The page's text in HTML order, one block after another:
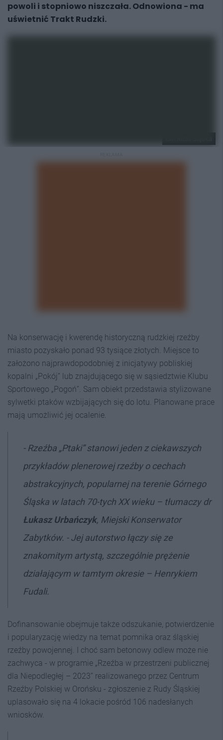
powoli i stopniowo niszczała. Odnowiona - ma
uświetnić Trakt Rudzki.
Na konserwację i kwerendę historyczną rudzkiej rzeźby
miasto pozyskało ponad 93 tysiące złotych. Miejsce to
założono najprawdopodobniej z inicjatywy pobliskiej
kopalni „Pokój” lub znajdującego się w sąsiedztwie Klubu
Sportowego „Pogoń”. Sam obiekt przedstawia stylizowane
sylwetki ptaków wzbijających się do lotu. Planowane prace
mają umożliwić jej ocalenie.
- Rzeźba „Ptaki” stanowi jeden z ciekawszych
przykładów plenerowej rzeźby o cechach
abstrakcyjnych, popularnej na terenie Górnego
Śląska w latach 70-tych XX wieku – tłumaczy dr
Łukasz Urbańczyk, Miejski Konserwator
Zabytków. - Jej autorstwo łączy się ze
znakomitym artystą, szczególnie prężenie
działającym w tamtym okresie – Henrykiem
Fudali.
Dofinansowanie obejmuje także odszukanie, potwierdzenie
i popularyzację wiedzy na temat pomnika oraz śląskiej
rzeźby powojennej. I choć sam betonowy odlew może nie
zachwyca - w programie „Rzeźba w przestrzeni publicznej
dla Niepodległej – 2023” realizowanego przez Centrum
Rzeźby Polskiej w Orońsku - zgłoszenie z Rudy Śląskiej
uplasowało się na 4 lokacie pośród 106 nadesłanych
wniosków.